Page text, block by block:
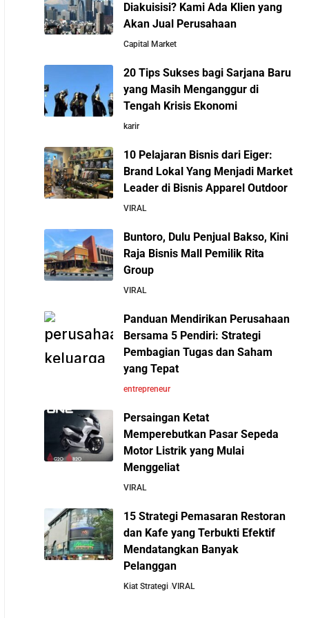
Kisah Sukses Todd Boehly: Cucu Pekerja
Pabrik yang Membawa Chelsea FC Juara
Arifin Panigoro: Dari Insinyur Listrik Menjadi
Raja Energi Indonesia yang Mendirikan Medco
5 Tahun Pertama WhatsApp: Kisah Perintisan,
Perjuangan, dan Keputusan Krusial yang
Menentukan Masa Depan
Belajar dari Kopi Kenangan: Cara Membangun
Resto Kafe yang Cepat Tumbuh dan
Menguntungkan
Cara Mendirikan Kafe Sukses Seperti Kopi
Kenangan, Fore Coffee, dan Tuku: Panduan
Lengkap untuk Pemula
Rahasia Sukses Starbucks: Strategi Branding
dan Pengalaman Pelanggan yang Bisa Kamu
Tiru
5 Cara Aman Pindah Kuadran dari Karyawan
ke Entrepreneur Tanpa Bikin Keluarga Kaget &
10 Kiat Aman Memulai Bisnis dari Nol:
Panduan Lengkap untuk Pemula
Diakuisisi? Kami Ada Klien yang
Akan Jual Perusahaan
Capital Market
20 Tips Sukses bagi Sarjana Baru
yang Masih Menganggur di
Tengah Krisis Ekonomi
karir
10 Pelajaran Bisnis dari Eiger:
Brand Lokal Yang Menjadi Market
Leader di Bisnis Apparel Outdoor
VIRAL
Buntoro, Dulu Penjual Bakso, Kini
Raja Bisnis Mall Pemilik Rita
Group
VIRAL
Panduan Mendirikan Perusahaan
Bersama 5 Pendiri: Strategi
Pembagian Tugas dan Saham
yang Tepat
entrepreneur
Persaingan Ketat
Memperebutkan Pasar Sepeda
Motor Listrik yang Mulai
Menggeliat
VIRAL
15 Strategi Pemasaran Restoran
dan Kafe yang Terbukti Efektif
Mendatangkan Banyak
Pelanggan
Kiat Strategi VIRAL